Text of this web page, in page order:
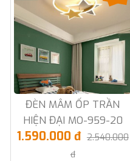
ĐÈN MÂM ỐP TRẦN
HIỆN ĐẠI MO-959-20
1.590.000 đ 2.540.000
đ